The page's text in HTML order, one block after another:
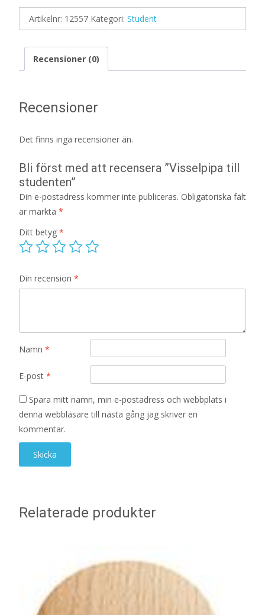
Artikelnr: 12557 Kategori: Student
Recensioner (0)
Recensioner
Det finns inga recensioner än.
Bli först med att recensera ”Visselpipa till
studenten”
Din e-postadress kommer inte publiceras. Obligatoriska fält
är märkta *
Ditt betyg *
Din recension *
Namn *
E-post *
Spara mitt namn, min e-postadress och webbplats i
denna webbläsare till nästa gång jag skriver en
kommentar.
Relaterade produkter